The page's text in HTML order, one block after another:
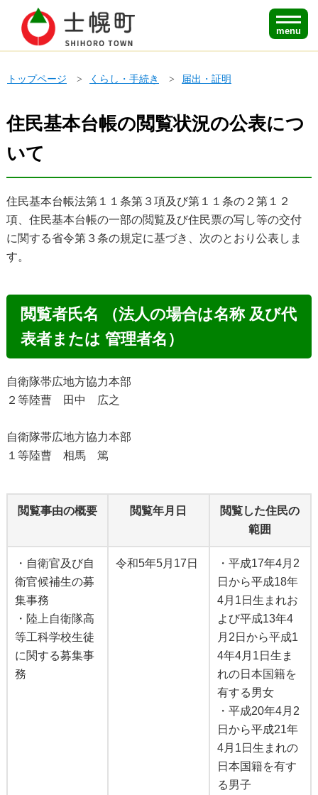
menu
トップページ くらし・手続き 届出・証明
住民基本台帳の閲覧状況の公表につ
いて
住民基本台帳法第１１条第３項及び第１１条の２第１２
項、住民基本台帳の一部の閲覧及び住民票の写し等の交付
に関する省令第３条の規定に基づき、次のとおり公表しま
す。
閲覧者氏名 （法人の場合は名称 及び代
表者または 管理者名）
自衛隊帯広地方協力本部
２等陸曹 田中 広之
自衛隊帯広地方協力本部
１等陸曹 相馬 篤
閲覧事由の概要 閲覧年月日
閲覧した住民の
範囲
・自衛官及び自
衛官候補生の募
集事務
・陸上自衛隊高
等工科学校生徒
に関する募集事
務
令和5年5月17日
・平成17年4月2
日から平成18年
4月1日生まれお
よび平成13年4
月2日から平成1
4年4月1日生ま
れの日本国籍を
有する男女
・平成20年4月2
日から平成21年
4月1日生まれの
日本国籍を有す
る男子